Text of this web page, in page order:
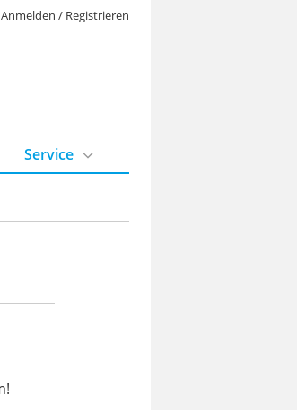
Anmelden / Registrieren
Service